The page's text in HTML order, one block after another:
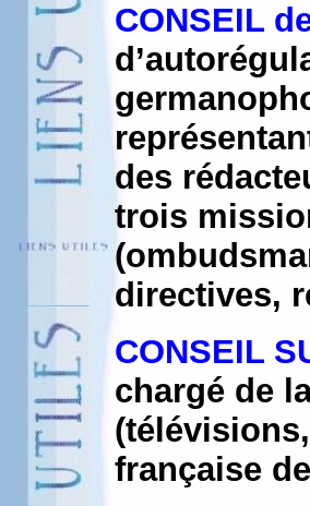
CONSEIL
des
trois
directives,
CONSEIL
chargé de
française